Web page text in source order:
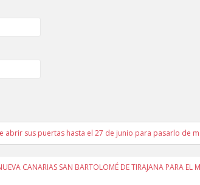
entradas
abrir sus puertas hasta el 27 de junio para pasarlo de
CANARIAS SAN BARTOLOMÉ DE TIRAJANA PARA EL